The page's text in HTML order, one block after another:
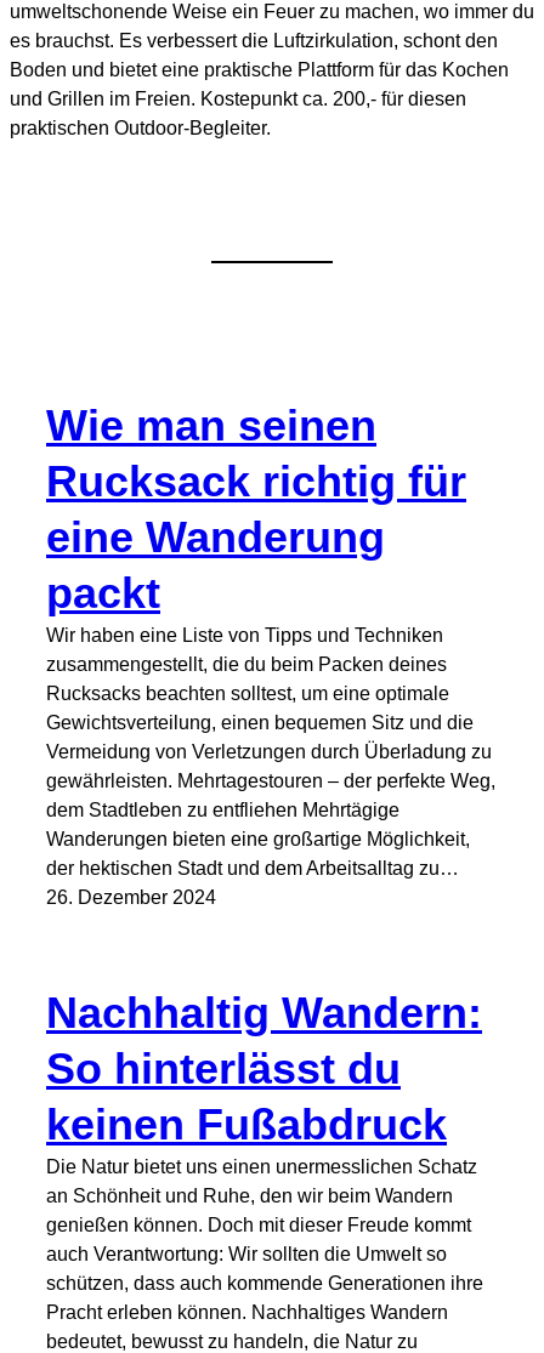
umweltschonende Weise ein Feuer zu machen, wo immer du
es brauchst. Es verbessert die Luftzirkulation, schont den
Boden und bietet eine praktische Plattform für das Kochen
und Grillen im Freien. Kostepunkt ca. 200,- für diesen
praktischen Outdoor-Begleiter.
Wie man seinen
Rucksack richtig für
eine Wanderung
packt
Wir haben eine Liste von Tipps und Techniken
zusammengestellt, die du beim Packen deines
Rucksacks beachten solltest, um eine optimale
Gewichtsverteilung, einen bequemen Sitz und die
Vermeidung von Verletzungen durch Überladung zu
gewährleisten. Mehrtagestouren – der perfekte Weg,
dem Stadtleben zu entfliehen Mehrtägige
Wanderungen bieten eine großartige Möglichkeit,
der hektischen Stadt und dem Arbeitsalltag zu…
26. Dezember 2024
Nachhaltig Wandern:
So hinterlässt du
keinen Fußabdruck
Die Natur bietet uns einen unermesslichen Schatz
an Schönheit und Ruhe, den wir beim Wandern
genießen können. Doch mit dieser Freude kommt
auch Verantwortung: Wir sollten die Umwelt so
schützen, dass auch kommende Generationen ihre
Pracht erleben können. Nachhaltiges Wandern
bedeutet, bewusst zu handeln, die Natur zu